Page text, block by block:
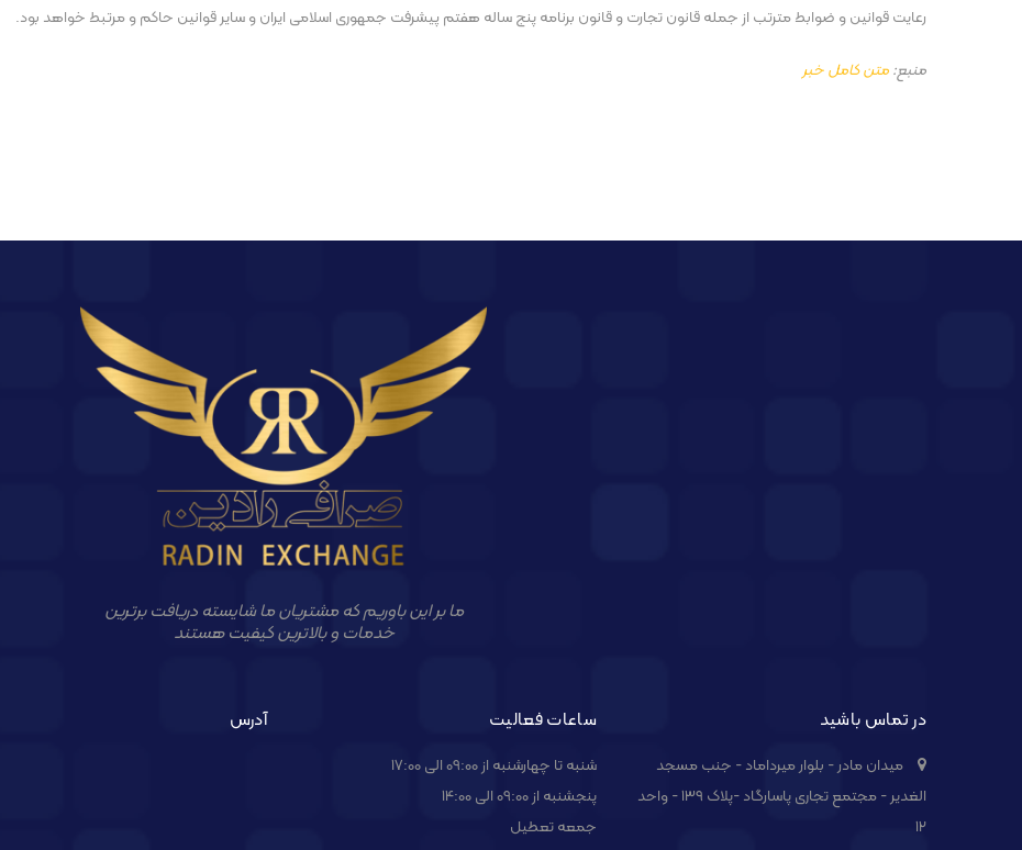
رعایت قوانین و ضوابط مترتب از جمله قانون تجارت و قانون برنامه‌ پنج ساله‌ هفتم پیشرفت جمهوری اسلامی ایران و سایر قوانین حاکم و مرتبط خواهد بود.
منبع:متن کامل خبر
ما بر این باوریم که مشتریان ما شایسته دریافت برترین
خدمات و بالاترین کیفیت هستند
در تماس باشید
میدان مادر - بلوار میرداماد - جنب مسجد
الغدیر - مجتمع تجاری پاسارگاد -پلاک ۱۳۹ - واحد
۱۲
ساعات فعالیت
شنبه تا چهارشنبه از 09:00 الی 17:00
پنجشنبه از 09:00 الی 14:00
جمعه تعطیل
آدرس